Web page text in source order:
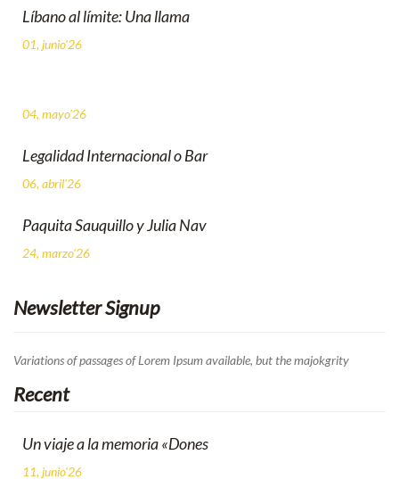
Líbano al límite: Una llama
01, junio'26
04, mayo'26
Legalidad Internacional o Bar
06, abril'26
Paquita Sauquillo y Julia Nav
24, marzo'26
Newsletter Signup
Variations of passages of Lorem Ipsum available, but the majokgrity
Recent
Un viaje a la memoria «Dones
11, junio'26